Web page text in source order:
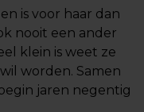
is voor haar dan
nooit een ander
klein is weet ze
worden. Samen
jaren negentig